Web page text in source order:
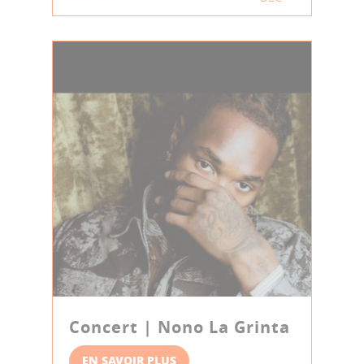
Concert | Nono La Grinta
EN SAVOIR PLUS